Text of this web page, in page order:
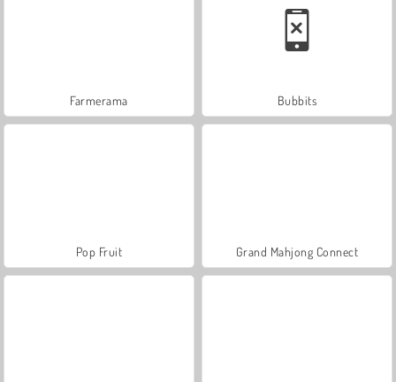
Farmerama Bubbits
Pop Fruit Grand Mahjong Connect